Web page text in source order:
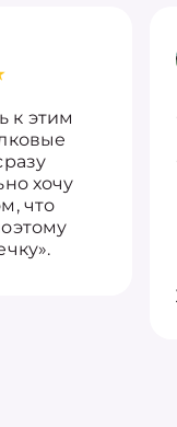
к этим
хочу
что